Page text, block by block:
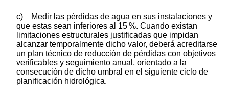
c) Medir las pérdidas de agua en sus instalaciones y
que estas sean inferiores al 15 %. Cuando existan
limitaciones estructurales justificadas que impidan
alcanzar temporalmente dicho valor, deberá acreditarse
un plan técnico de reducción de pérdidas con objetivos
verificables y seguimiento anual, orientado a la
consecución de dicho umbral en el siguiente ciclo de
planificación hidrológica.